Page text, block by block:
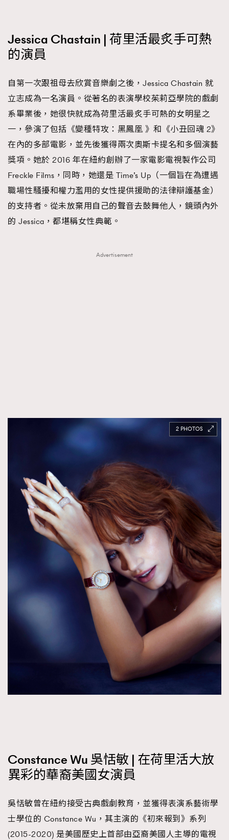
Jessica Chastain | 荷里活最炙手可熱
的演員
自第一次跟祖母去欣賞音樂劇之後，Jessica Chastain 就
立志成為一名演員。從著名的表演學校茱莉亞學院的戲劇
系畢業後，她很快就成為荷里活最炙手可熱的女明星之
一，參演了包括《變種特攻：黑鳳凰 》和《小丑回魂 2》
在內的多部電影，並先後獲得兩次奧斯卡提名和多個演藝
獎項。她於 2016 年在紐約創辦了一家電影電視製作公司
Freckle Films，同時，她還是 Time’s Up（一個旨在為遭遇
職場性騷擾和權力濫用的女性提供援助的法律辯護基金）
的支持者。從未放棄用自己的聲音去鼓舞他人，鏡頭內外
的 Jessica，都堪稱女性典範。
Advertisement
2
Constance Wu 吳恬敏 | 在荷里活大放
異彩的華裔美國女演員
吳恬敏曾在紐約接受古典戲劇教育，並獲得表演系藝術學
士學位的 Constance Wu，其主演的《初來報到》系列
(2015-2020) 是美國歷史上首部由亞裔美國人主導的電視